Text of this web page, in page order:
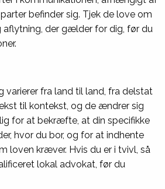
befinder sig. Tjek de love om
der gælder for dig, før du
varierer fra land til land, fra delstat
til kontekst, og de ændrer sig
for at bekræfte, at din specifikke
hvor du bor, og for at indhente
loven kræver. Hvis du er i tvivl, så
lokal advokat, før du